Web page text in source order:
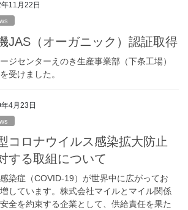
11月22日
JAS（オーガニック）認証取得
ジセンターえのき生産事業部（下条工場）
受けました。
4月23日
コロナウイルス感染拡大防止
する取組について
染症（COVID-19）が世界中に広がってお
しています。株式会社マイルとマイル関係
全を約束する企業として、供給責任を果た